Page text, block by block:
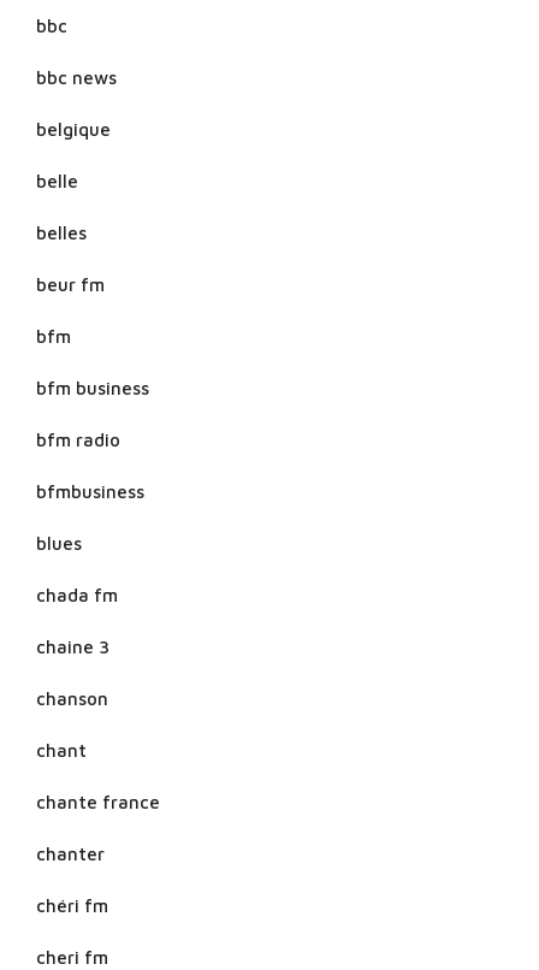
bbc
bbc news
belgique
belle
belles
beur fm
bfm
bfm business
bfm radio
bfmbusiness
blues
chada fm
chaine 3
chanson
chant
chante france
chanter
chéri fm
cheri fm